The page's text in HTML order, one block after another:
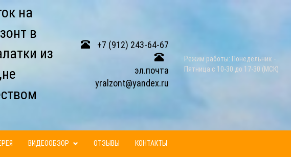
на
в
из
+7 (912) 243-64-67
эл.почта
yralzont@yandex.ru
Режим работы: Понедельник -
Пятница с 10-30 до 17-30 (МСК)
ВИДЕООБЗОР ОТЗЫВЫ КОНТАКТЫ